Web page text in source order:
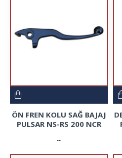
ÖN FREN KOLU SAĞ BAJAJ
PULSAR NS-RS 200 NCR
..